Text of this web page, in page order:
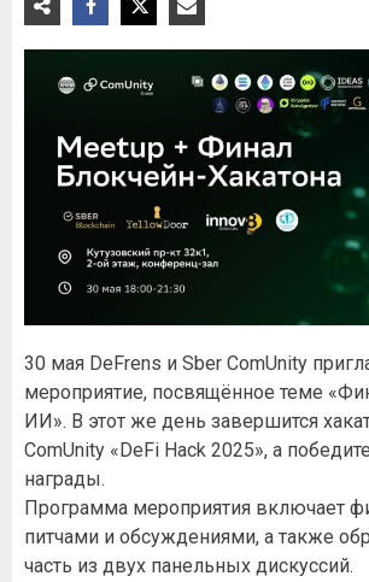
30 мая DeFrens и Sber ComUnity
мероприятие, посвящённое теме
ИИ». В этот же день завершится
ComUnity «DeFi Hack 2025», а
награды.
Программа мероприятия включает
питчами и обсуждениями, а также
часть из двух панельных дискуссий.